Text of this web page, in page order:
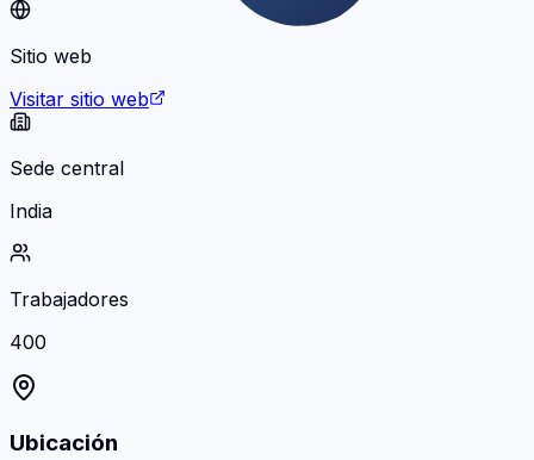
Sitio web
Visitar sitio web
Sede central
India
Trabajadores
400
Ubicación